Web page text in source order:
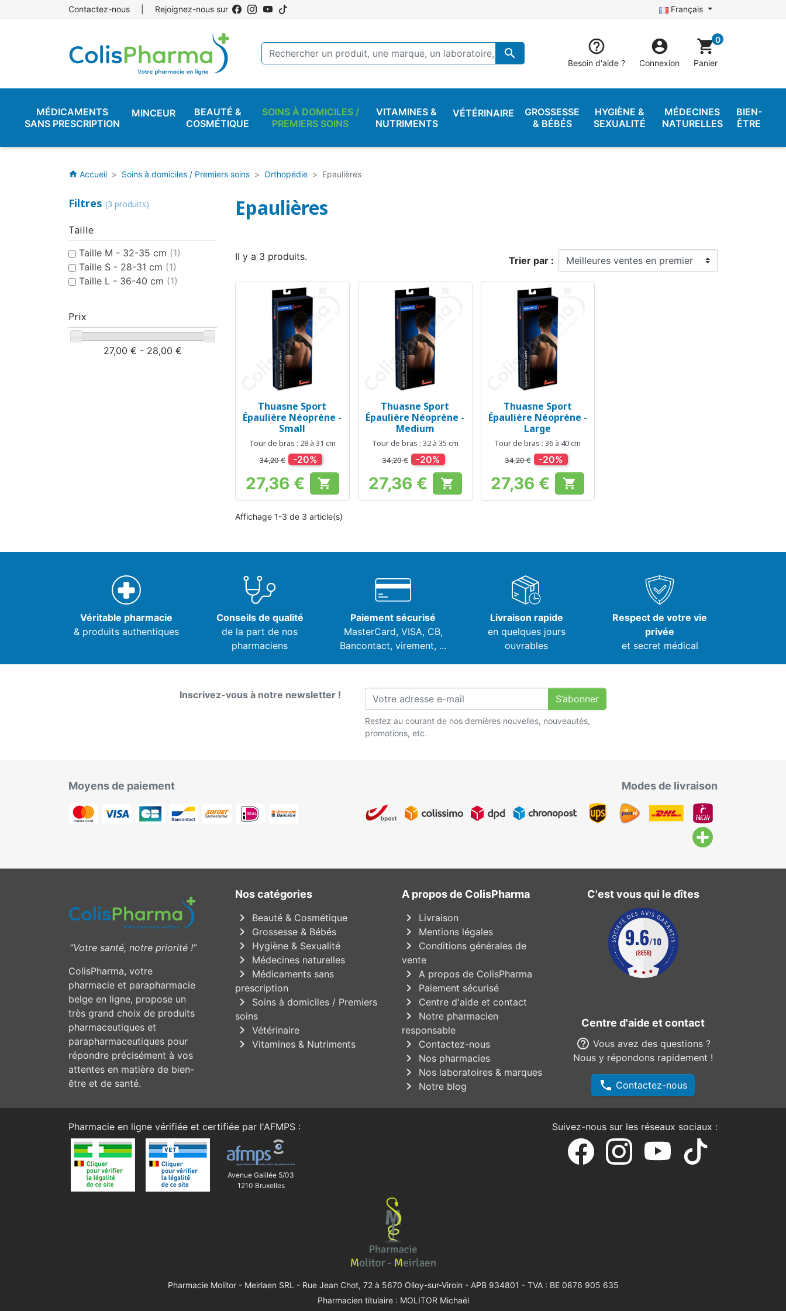
Contactez-nous Rejoignez-nous sur Français
 
Besoin d'aide ?

Connexion
shopping_cart0
Panier
MÉDICAMENTS
SANS PRESCRIPTION
MINCEUR
BEAUTÉ &
COSMÉTIQUE
SOINS À DOMICILES /
PREMIERS SOINS
VITAMINES &
NUTRIMENTS
VÉTÉRINAIRE
GROSSESSE
& BÉBÉS
HYGIÈNE &
SEXUALITÉ
MÉDECINES
NATURELLES
BIEN-
ÊTRE
home Accueil Soins à domiciles / Premiers soins Orthopédie Epaulières
Filtres (3 produits)
Taille
Taille M - 32-35 cm (1)
Taille S - 28-31 cm (1)
Taille L - 36-40 cm (1)
Prix
27,00 € - 28,00 €
Epaulières
Il y a 3 produits. Trier par :
Aperçu rapide
Thuasne Sport
Épaulière Néoprène -
Small
Tour de bras : 28 à 31 cm
34,20 € -20%
Prix
27,36 € 
Aperçu rapide
Thuasne Sport
Épaulière Néoprène -
Medium
Tour de bras : 32 à 35 cm
34,20 € -20%
Prix
27,36 € 
Aperçu rapide
Thuasne Sport
Épaulière Néoprène -
Large
Tour de bras : 36 à 40 cm
34,20 € -20%
Prix
27,36 € 
Affichage 1-3 de 3 article(s)
Véritable pharmacie
& produits authentiques
Conseils de qualité
de la part de nos
pharmaciens
Paiement sécurisé
MasterCard, VISA, CB,
Bancontact, virement, ...
Livraison rapide
en quelques jours
ouvrables
Respect de votre vie
privée
et secret médical
Inscrivez-vous à notre newsletter ! S’abonner
Restez au courant de nos dernières nouvelles, nouveautés,
promotions, etc.
Moyens de paiement Modes de livraison
”Votre santé, notre priorité !”
ColisPharma, votre
pharmacie et parapharmacie
belge en ligne, propose un
très grand choix de produits
pharmaceutiques et
parapharmaceutiques pour
répondre précisément à vos
attentes en matière de bien-
être et de santé.
Nos catégories
chevron_right Beauté & Cosmétique
chevron_right Grossesse & Bébés
chevron_right Hygiène & Sexualité
chevron_right Médecines naturelles
chevron_right
Médicaments sans
prescription
chevron_right
Soins à domiciles / Premiers
soins
chevron_right Vétérinaire
chevron_right Vitamines & Nutriments
A propos de ColisPharma
chevron_right Livraison
chevron_right Mentions légales
chevron_right
Conditions générales de
vente
chevron_right A propos de ColisPharma
chevron_right Paiement sécurisé
chevron_right Centre d'aide et contact
chevron_right
Notre pharmacien
responsable
chevron_right Contactez-nous
chevron_right Nos pharmacies
chevron_right Nos laboratoires & marques
chevron_right Notre blog
C'est vous qui le dîtes
Centre d'aide et contact
help_outline Vous avez des questions ?
Nous y répondons rapidement !
phone Contactez-nous
Pharmacie en ligne vérifiée et certifiée par l'AFMPS :
Avenue Galilée 5/03
1210 Bruxelles
Suivez-nous sur les réseaux sociaux :
Pharmacie Molitor - Meirlaen SRL - Rue Jean Chot, 72 à 5670 Olloy-sur-Viroin - APB 934801 - TVA : BE 0876 905 635
Pharmacien titulaire : MOLITOR Michaël